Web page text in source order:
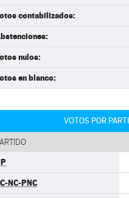
contabilizados:
nulos:
en blanco:
VOTOS POR
NC-PNC